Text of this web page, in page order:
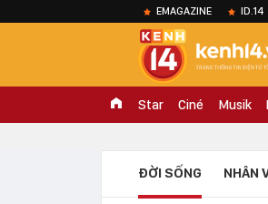
EMAGAZINE ID.14
Star Ciné Musik
ĐỜI SỐNG NHÂN